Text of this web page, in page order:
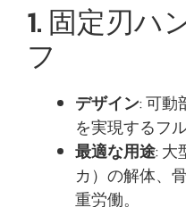
1. 固定刃ハ
フ
デザイン: 可動
を実現するフ
最適な用途: 大
カ）の解体、
重労働。